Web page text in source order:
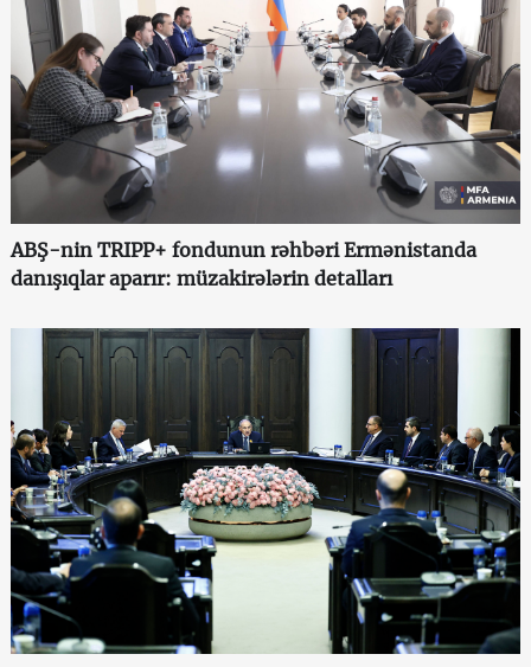
ABŞ-nin TRIPP+ fondunun rəhbəri Ermənistanda
danışıqlar aparır: müzakirələrin detalları